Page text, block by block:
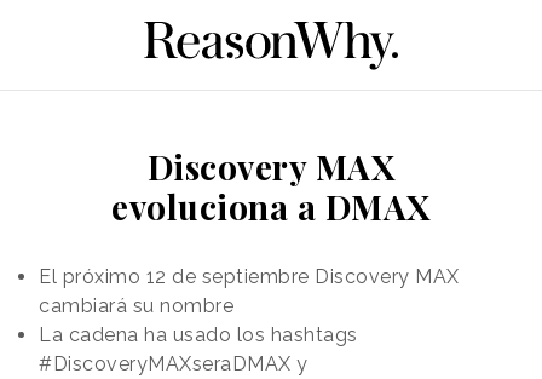
Discovery MAX
evoluciona a DMAX
El próximo 12 de septiembre Discovery MAX
cambiará su nombre
La cadena ha usado los hashtags
#DiscoveryMAXseraDMAX y